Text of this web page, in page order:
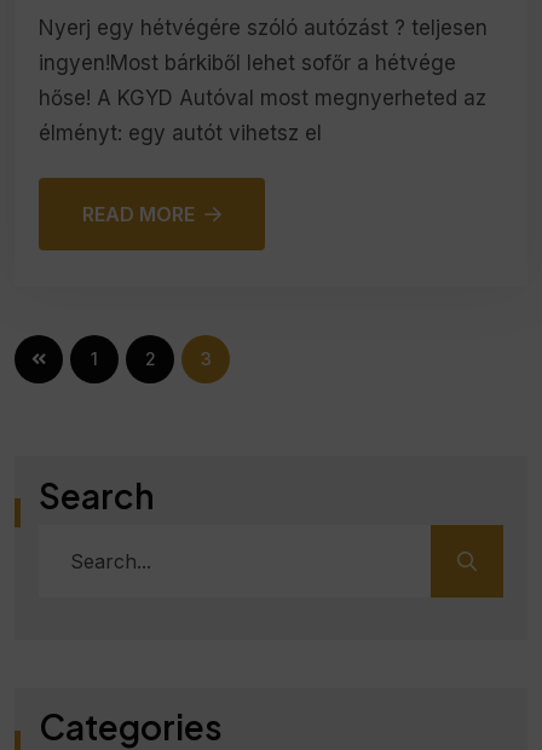
Nyerj egy hétvégére szóló autózást ? teljesen
ingyen!Most bárkiből lehet sofőr a hétvége
hőse! A KGYD Autóval most megnyerheted az
élményt: egy autót vihetsz el
READ MORE
1 2 3
Search
Categories